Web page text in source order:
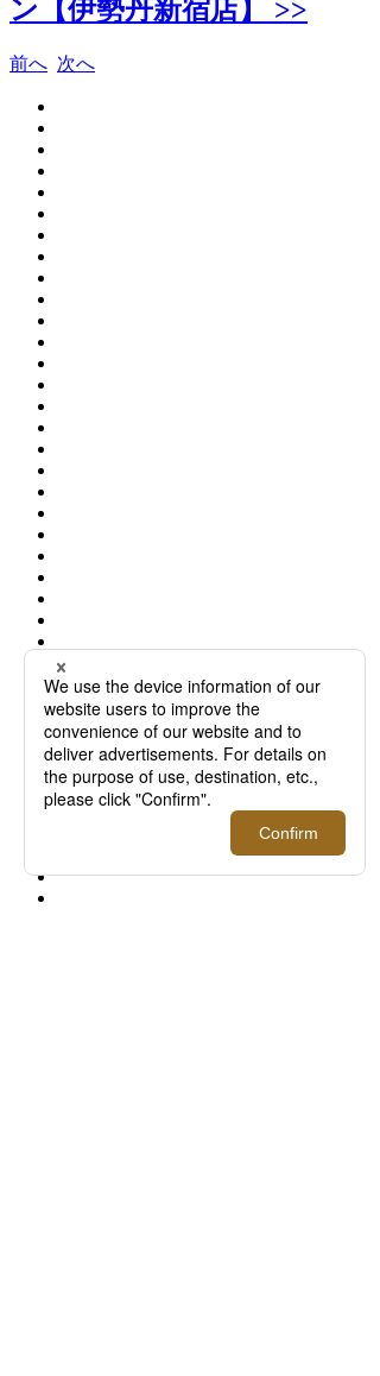
ン【伊勢丹新宿店】 >>
前へ 次へ